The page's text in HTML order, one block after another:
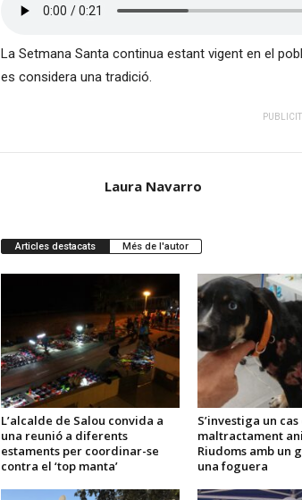
La Setmana Santa continua estant vigent en el
es considera una tradició.
Laura Navarro
Articles destacats Més de l'autor
L’alcalde de Salou convida a
una reunió a diferents
estaments per coordinar-se
contra el ‘top manta’
S’investiga un cas
maltractament
Riudoms amb un
una foguera